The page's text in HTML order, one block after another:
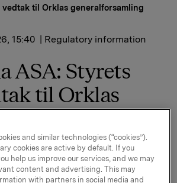
vedtak til Orklas generalforsamling
15:40 | Regulatory information
ASA: Styrets
til Orklas
i Orkla ASA vil bli avholdt
23. april 2026 kl. 10.00.
and similar technologies (“cookies”).
cookies are active by default. If you
help us improve our services, and we may
content and advertising. This may
with partners in social media and